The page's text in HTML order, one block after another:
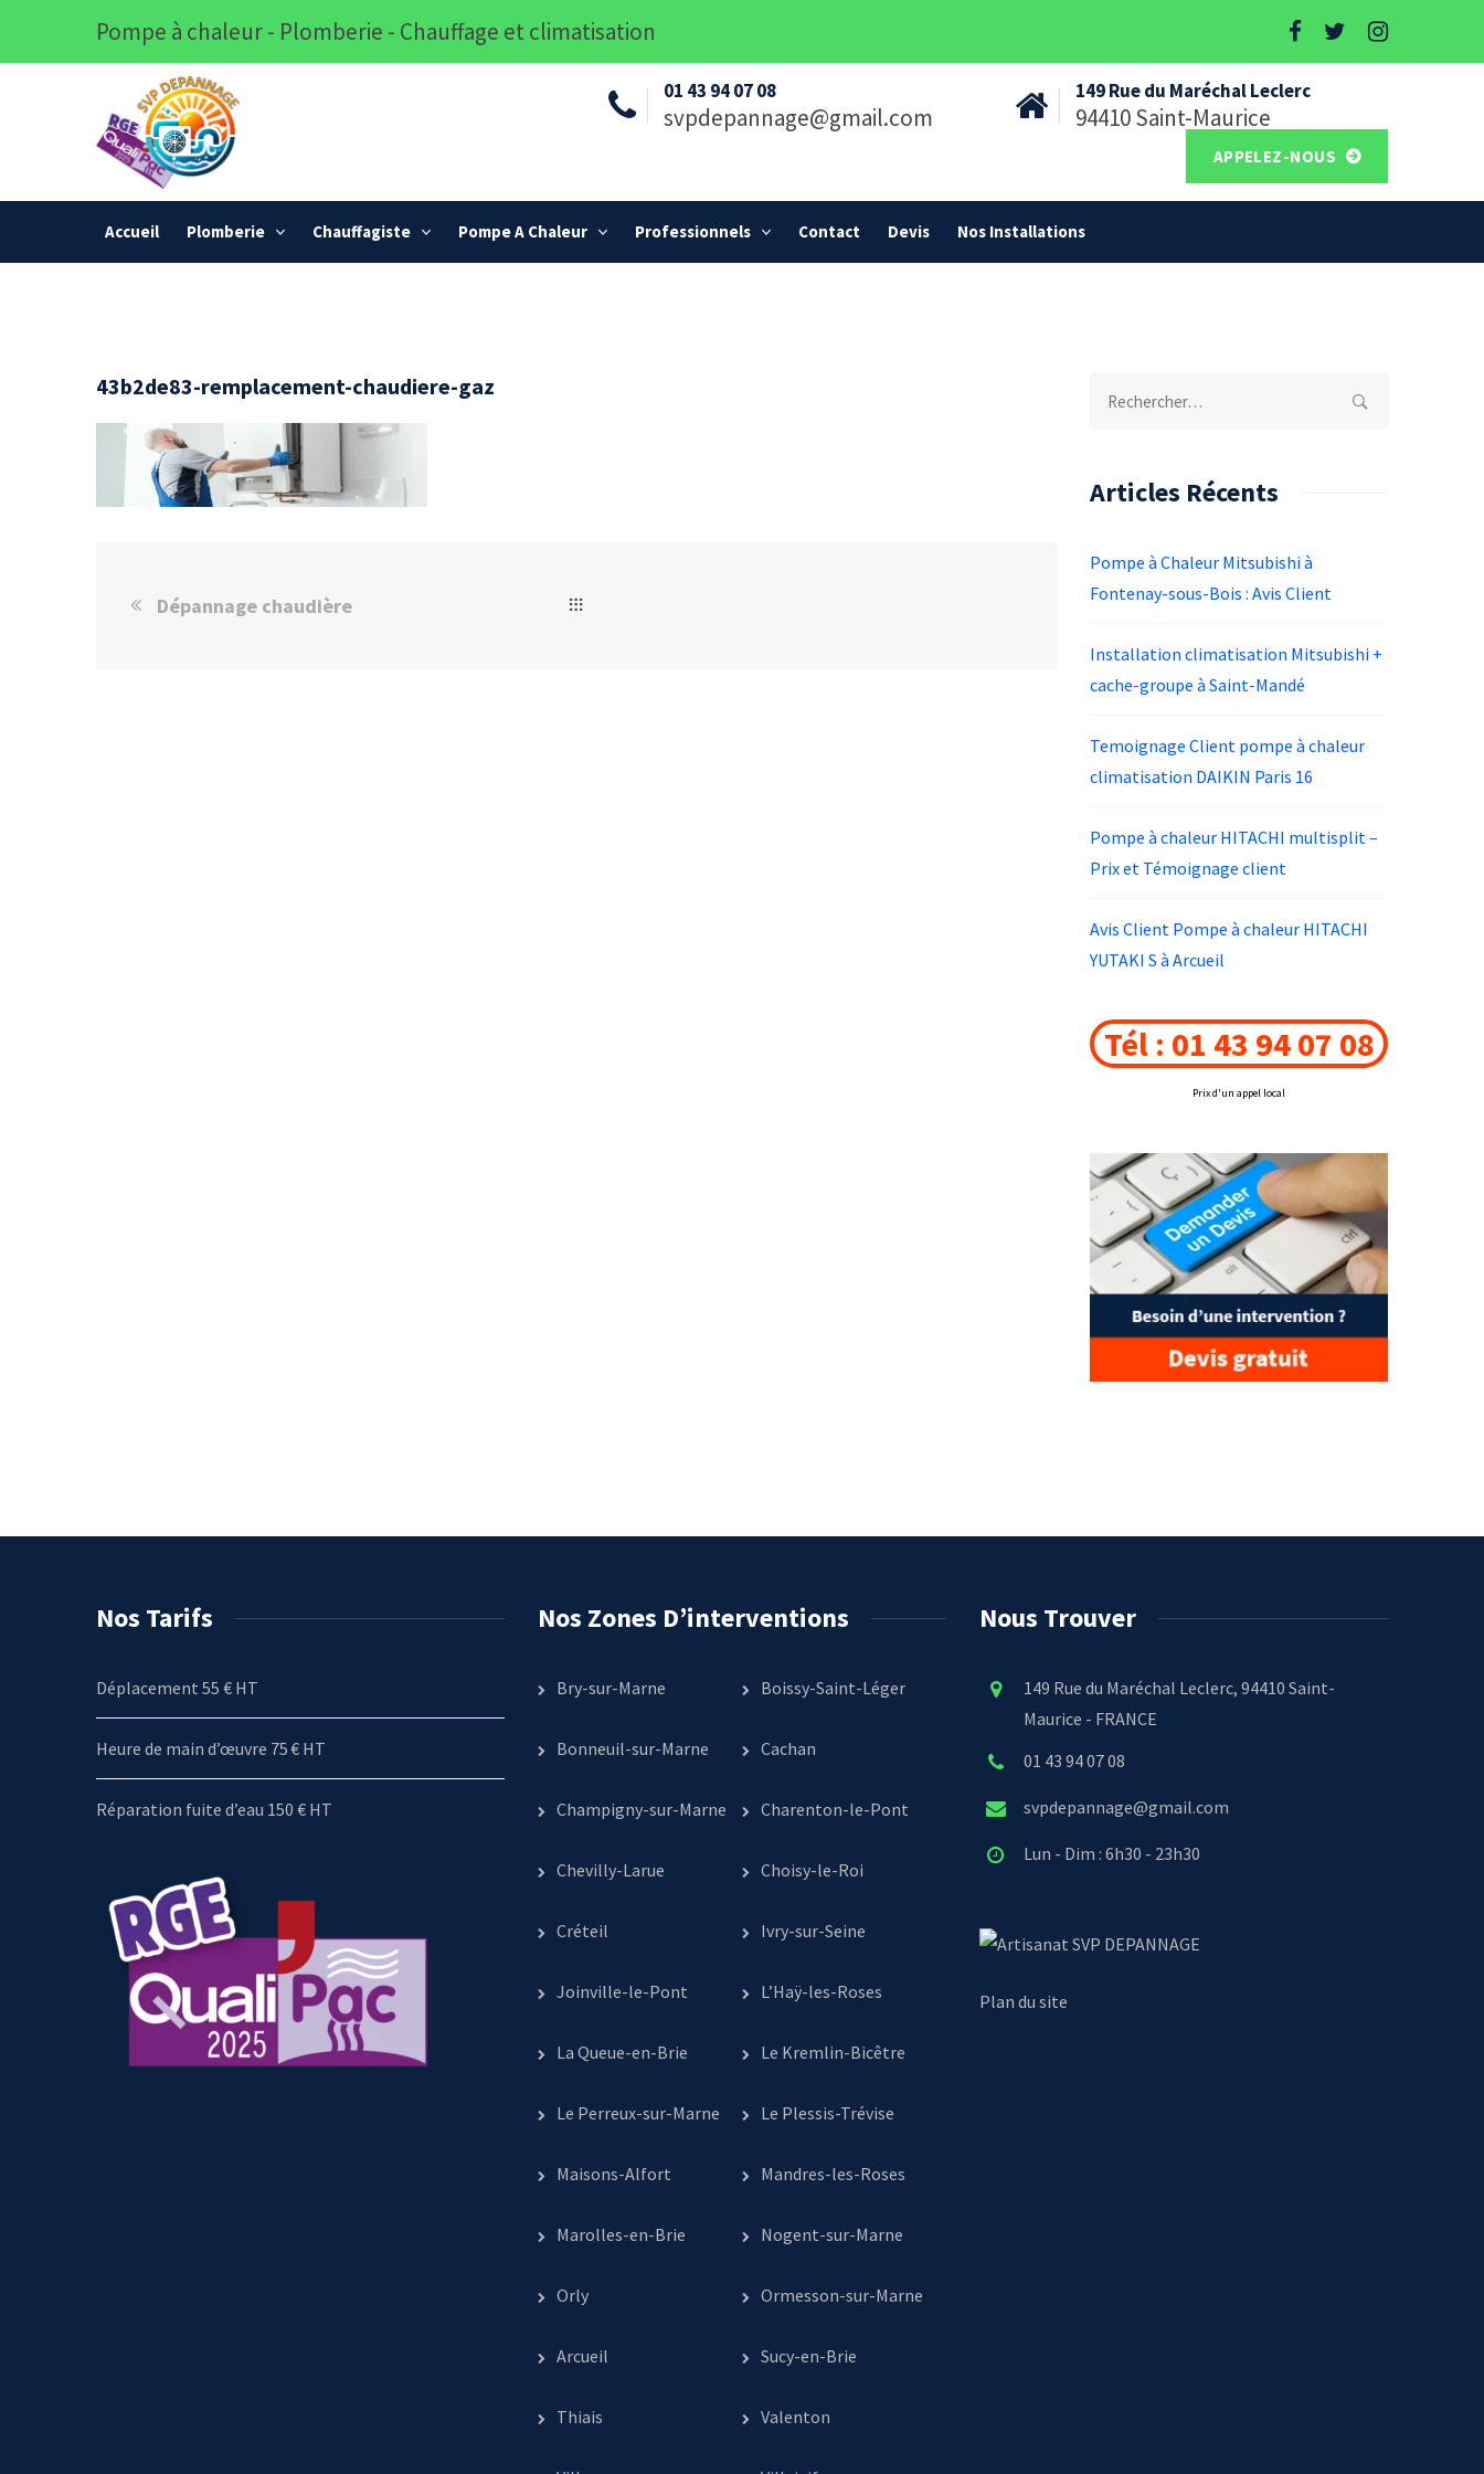
Pompe à chaleur - Plomberie - Chauffage et climatisation
01 43 94 07 08
svpdepannage@gmail.com
149 Rue du Maréchal Leclerc
94410 Saint-Maurice
APPELEZ-NOUS
Accueil Plomberie Chauffagiste Pompe A Chaleur Professionnels Contact Devis Nos Installations
43b2de83-remplacement-chaudiere-gaz
Dépannage chaudière
Rechercher :
Articles Récents
Pompe à Chaleur Mitsubishi à
Fontenay-sous-Bois : Avis Client
Installation climatisation Mitsubishi +
cache-groupe à Saint-Mandé
Temoignage Client pompe à chaleur
climatisation DAIKIN Paris 16
Pompe à chaleur HITACHI multisplit –
Prix et Témoignage client
Avis Client Pompe à chaleur HITACHI
YUTAKI S à Arcueil
Tél : 01 43 94 07 08
Prix d'un appel local
Nos Tarifs
Déplacement 55 € HT
Heure de main d’œuvre 75 € HT
Réparation fuite d’eau 150 € HT
Nos Zones D’interventions
Bry-sur-Marne Boissy-Saint-Léger
Bonneuil-sur-Marne Cachan
Champigny-sur-Marne Charenton-le-Pont
Chevilly-Larue Choisy-le-Roi
Créteil Ivry-sur-Seine
Joinville-le-Pont L’Haÿ-les-Roses
La Queue-en-Brie Le Kremlin-Bicêtre
Le Perreux-sur-Marne Le Plessis-Trévise
Maisons-Alfort Mandres-les-Roses
Marolles-en-Brie Nogent-sur-Marne
Orly Ormesson-sur-Marne
Arcueil Sucy-en-Brie
Thiais Valenton
Nous Trouver
149 Rue du Maréchal Leclerc, 94410 Saint-
Maurice - FRANCE
01 43 94 07 08
svpdepannage@gmail.com
Lun - Dim : 6h30 - 23h30
SVP DEPANNAGE
Plan du site